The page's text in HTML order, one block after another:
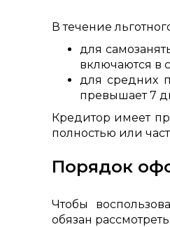
В течение
для
включаются в
для средних
превышает 7
Кредитор имеет
полностью или
Порядок
Чтобы
обязан